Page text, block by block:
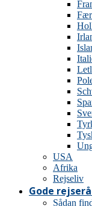
USA
Afrika
Rejseliv
Gode
Sådan